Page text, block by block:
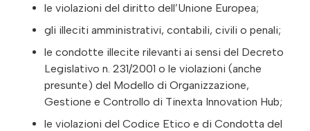
le violazioni del diritto dell’Unione Europea;
gli illeciti amministrativi, contabili, civili o penali;
le condotte illecite rilevanti ai sensi del Decreto
Legislativo n. 231/2001 o le violazioni (anche
presunte) del Modello di Organizzazione,
Gestione e Controllo di Tinexta Innovation Hub;
le violazioni del Codice Etico e di Condotta del